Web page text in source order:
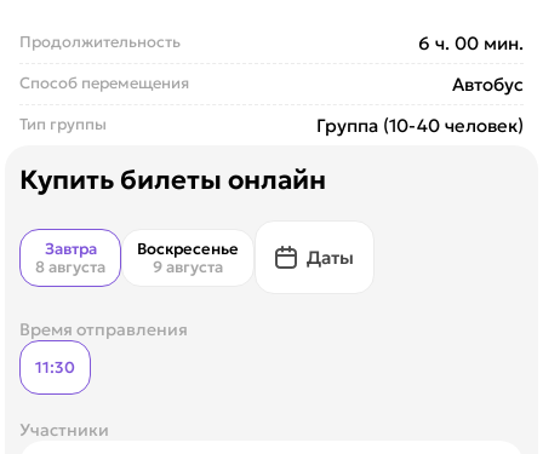
Купить билеты онлайн
Даты
Завтра
8 августа
Воскресенье
9 августа
Время отправления
11:30
Участники
Продолжительность 6 ч. 00 мин.
Способ перемещения Автобус
Тип группы Группа (10-40 человек)